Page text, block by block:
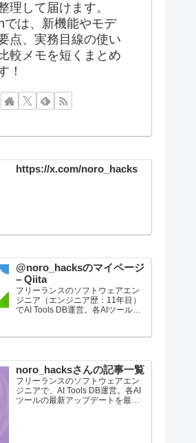
理して届けます。
では、新機能やモデ
点、実務目線の使い
較メモを短くまとめ
！
https://x.com/noro_hacks
@noro_hacksのマイページ
– Qiita
フリーランスのソフトウェアエン
ジニア（エンジニア歴：11年目）
でAI Tools DB運営。各AIツールの
能やモデル更新の要点、実務目線
noro_hacksさんの記事一覧
フリーランスのソフトウェアエン
ジニアで、AI Tools DB運営。各AI
ツールの最新アップデートを最速